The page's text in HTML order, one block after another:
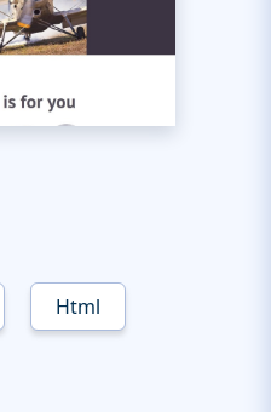
Html